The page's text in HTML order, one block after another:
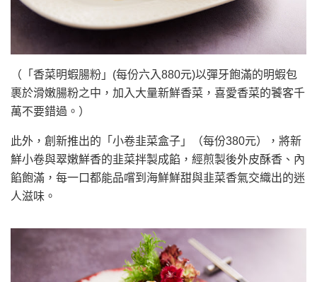
（「香菜明蝦腸粉」(每份六入880元)以彈牙飽滿的明蝦包
裹於滑嫩腸粉之中，加入大量新鮮香菜，喜愛香菜的饕客千
萬不要錯過。）
此外，創新推出的「小卷韭菜盒子」（每份380元），將新
鮮小卷與翠嫩鮮香的韭菜拌製成餡，經煎製後外皮酥香、內
餡飽滿，每一口都能品嚐到海鮮鮮甜與韭菜香氣交織出的迷
人滋味。